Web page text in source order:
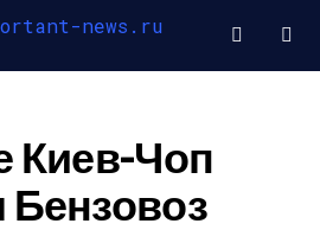
Киев-Чоп
Бензовоз